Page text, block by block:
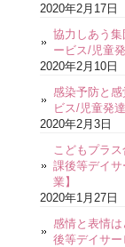
2020年2月17日
協力しあう
ービス/児童
2020年2月10日
感染予防と
ビス/児童発
2020年2月3日
こどもプラ
課後等デイ
業】
2020年1月27日
感情と表情
後等デイサー